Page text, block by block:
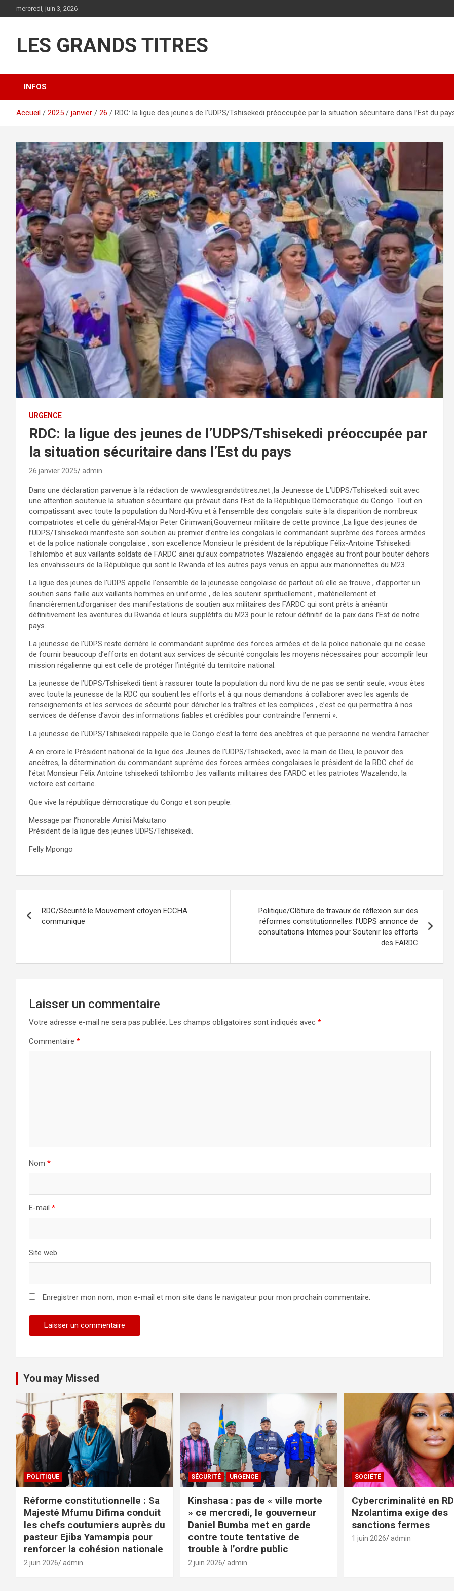
au
mercredi, juin 3, 2026
LES GRANDS TITRES
INFOS
Accueil 2025 janvier 26 RDC: la ligue des jeunes de l’UDPS/Tshisekedi préoccupée par la situation sécuritaire dans l’Est du
URGENCE
RDC: la ligue des jeunes de l’UDPS/Tshisekedi préoccupée par
la situation sécuritaire dans l’Est du pays
26 janvier 2025 admin
Dans une déclaration parvenue à la rédaction de www.lesgrandstitres.net ,la Jeunesse de L’UDPS/Tshisekedi suit avec
une attention soutenue la situation sécuritaire qui prévaut dans l’Est de la République Démocratique du Congo. Tout en
compatissant avec toute la population du Nord-Kivu et à l’ensemble des congolais suite à la disparition de nombreux
compatriotes et celle du général-Major Peter Cirimwani,Gouverneur militaire de cette province ,La ligue des jeunes de
l’UDPS/Tshisekedi manifeste son soutien au premier d’entre les congolais le commandant suprême des forces armées
et de la police nationale congolaise , son excellence Monsieur le président de la république Félix-Antoine Tshisekedi
Tshilombo et aux vaillants soldats de FARDC ainsi qu’aux compatriotes Wazalendo engagés au front pour bouter dehors
les envahisseurs de la République qui sont le Rwanda et les autres pays venus en appui aux marionnettes du M23.
La ligue des jeunes de l’UDPS appelle l’ensemble de la jeunesse congolaise de partout où elle se trouve , d’apporter un
soutien sans faille aux vaillants hommes en uniforme , de les soutenir spirituellement , matériellement et
financièrement;d’organiser des manifestations de soutien aux militaires des FARDC qui sont prêts à anéantir
définitivement les aventures du Rwanda et leurs supplétifs du M23 pour le retour définitif de la paix dans l’Est de notre
pays.
La jeunesse de l’UDPS reste derrière le commandant suprême des forces armées et de la police nationale qui ne cesse
de fournir beaucoup d’efforts en dotant aux services de sécurité congolais les moyens nécessaires pour accomplir leur
mission régalienne qui est celle de protéger l’intégrité du territoire national.
La jeunesse de l’UDPS/Tshisekedi tient à rassurer toute la population du nord kivu de ne pas se sentir seule, «vous êtes
avec toute la jeunesse de la RDC qui soutient les efforts et à qui nous demandons à collaborer avec les agents de
renseignements et les services de sécurité pour dénicher les traîtres et les complices , c’est ce qui permettra à nos
services de défense d’avoir des informations fiables et crédibles pour contraindre l’ennemi ».
La jeunesse de l’UDPS/Tshisekedi rappelle que le Congo c’est la terre des ancêtres et que personne ne viendra l’arracher.
A en croire le Président national de la ligue des Jeunes de l’UDPS/Tshisekedi, avec la main de Dieu, le pouvoir des
ancêtres, la détermination du commandant suprême des forces armées congolaises le président de la RDC chef de
l’état Monsieur Félix Antoine tshisekedi tshilombo ,les vaillants militaires des FARDC et les patriotes Wazalendo, la
victoire est certaine.
Que vive la république démocratique du Congo et son peuple.
Message par l’honorable Amisi Makutano
Président de la ligue des jeunes UDPS/Tshisekedi.
Felly Mpongo
de
RDC/Sécurité:le Mouvement citoyen ECCHA
communique
Politique/Clôture de travaux de réflexion sur des
réformes constitutionnelles: l’UDPS annonce de
consultations Internes pour Soutenir les efforts
des FARDC
Laisser un commentaire
Votre adresse e-mail ne sera pas publiée. Les champs obligatoires sont indiqués avec *
Commentaire *
Nom *
E-mail *
Site web
Enregistrer mon nom, mon e-mail et mon site dans le navigateur pour mon prochain commentaire.
You may Missed
POLITIQUE
Réforme constitutionnelle : Sa
Majesté Mfumu Difima conduit
les chefs coutumiers auprès du
pasteur Ejiba Yamampia pour
renforcer la cohésion nationale
2 juin 2026 admin
SÉCURITÉ URGENCE
Kinshasa : pas de « ville morte
» ce mercredi, le gouverneur
Daniel Bumba met en garde
contre toute tentative de
trouble à l’ordre public
2 juin 2026 admin
SOCIÉTÉ
Cybercriminalité en
Nzolantima exige des
sanctions fermes
1 juin 2026 admin